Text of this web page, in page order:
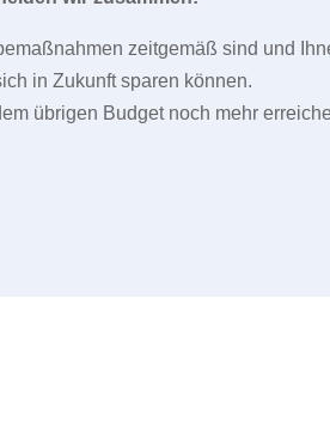
zeitgemäß sind und
in Zukunft sparen können.
übrigen Budget noch mehr